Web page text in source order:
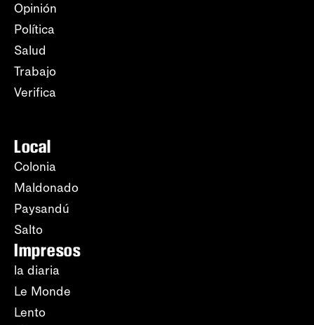
Opinión
Política
Salud
Trabajo
Verifica
Local
Colonia
Maldonado
Paysandú
Salto
Impresos
la diaria
Le Monde
Lento